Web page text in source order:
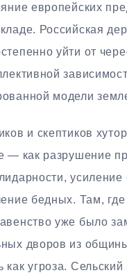
европейских
Российская
уйти от
модели
и скептиков
— как разрушение
усиление
бедных. Там, где
уже было
дворов из
как угроза.